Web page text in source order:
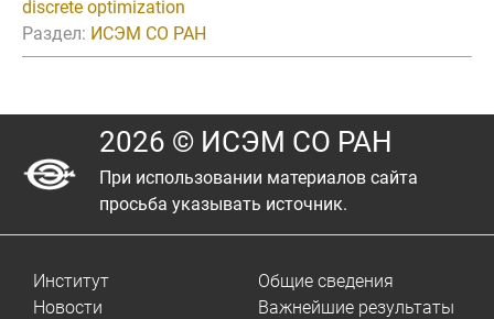
discrete optimization
Раздел: ИСЭМ СО РАН
2026 © ИСЭМ СО РАН
При использовании материалов сайта
просьба указывать источник.
Институт
Новости
Общие сведения
Важнейшие результаты